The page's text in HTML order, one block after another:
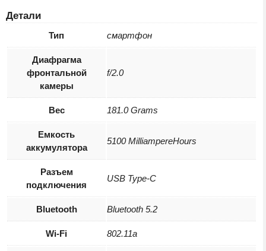
Детали
Тип смартфон
Диафрагма
фронтальной
камеры
f/2.0
Вес 181.0 Grams
Емкость
аккумулятора
5100 MilliampereHours
Разъем
подключения
USB Type-C
Bluetooth Bluetooth 5.2
Wi-Fi 802.11a